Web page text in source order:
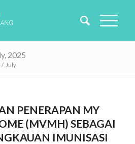
2025
/ July
PENERAPAN MY
(MVMH) SEBAGAI
IMUNISASI